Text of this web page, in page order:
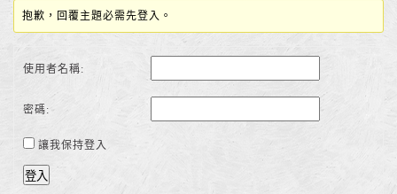
抱歉，回覆主題必需先登入。
使用者名稱:
密碼:
讓我保持登入
登入